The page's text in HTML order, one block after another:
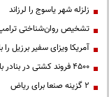
زلزله شهر یاسوج را لرزاند
تشخیص روان‌شناختی
آمریکا ویزای سفیر برزیل را
۴۵۰۰ فروند کشتی در بنادر باهنر و شرق هرمزگان پهلو گرفتند
۲ گزینه صنعا برای ریاض